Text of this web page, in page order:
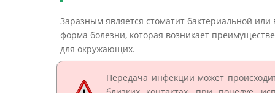
Заразным является стоматит бактериальной
форма болезни, которая возникает
для окружающих.
Передача инфекции может